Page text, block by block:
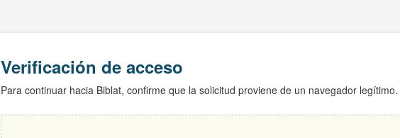
Verificación de acceso
Para continuar hacia Biblat, confirme que la solicitud proviene de un navegador legítimo.